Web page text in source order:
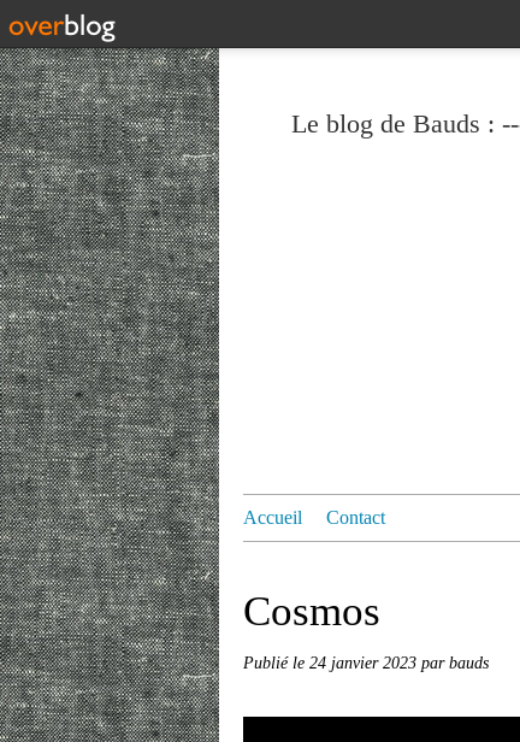
Le blog de Bauds :
Accueil Contact
Cosmos
Publié le 24 janvier 2023 par bauds